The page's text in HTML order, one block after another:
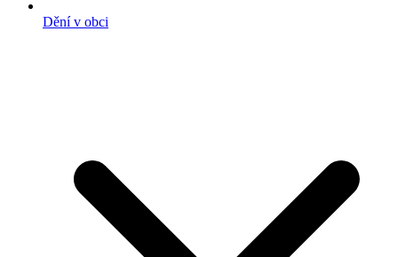
Dění v obci